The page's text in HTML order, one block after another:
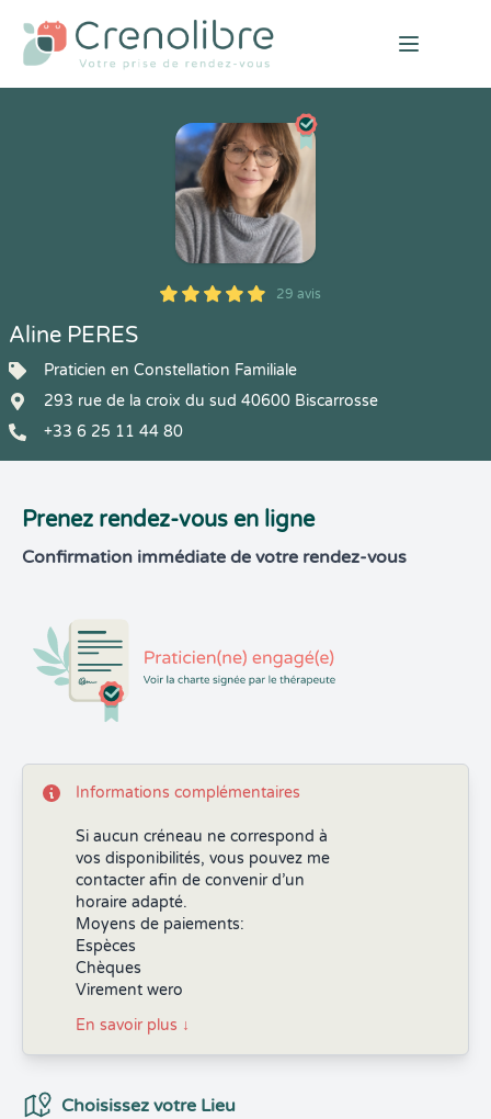
Open
5
1
5
29 29 avis
Aline PERES
Praticien en Constellation Familiale
293 rue de la croix du sud 40600 Biscarrosse
+33 6 25 11 44 80
Prenez rendez-vous en ligne
Confirmation immédiate de votre rendez-vous
Informations complémentaires
Si aucun créneau ne correspond à
vos disponibilités, vous pouvez me
contacter afin de convenir d’un
horaire adapté.
Moyens de paiements:
Espèces
Chèques
Virement wero
En savoir plus ↓
Choix du Lieux
Choisissez votre Lieu